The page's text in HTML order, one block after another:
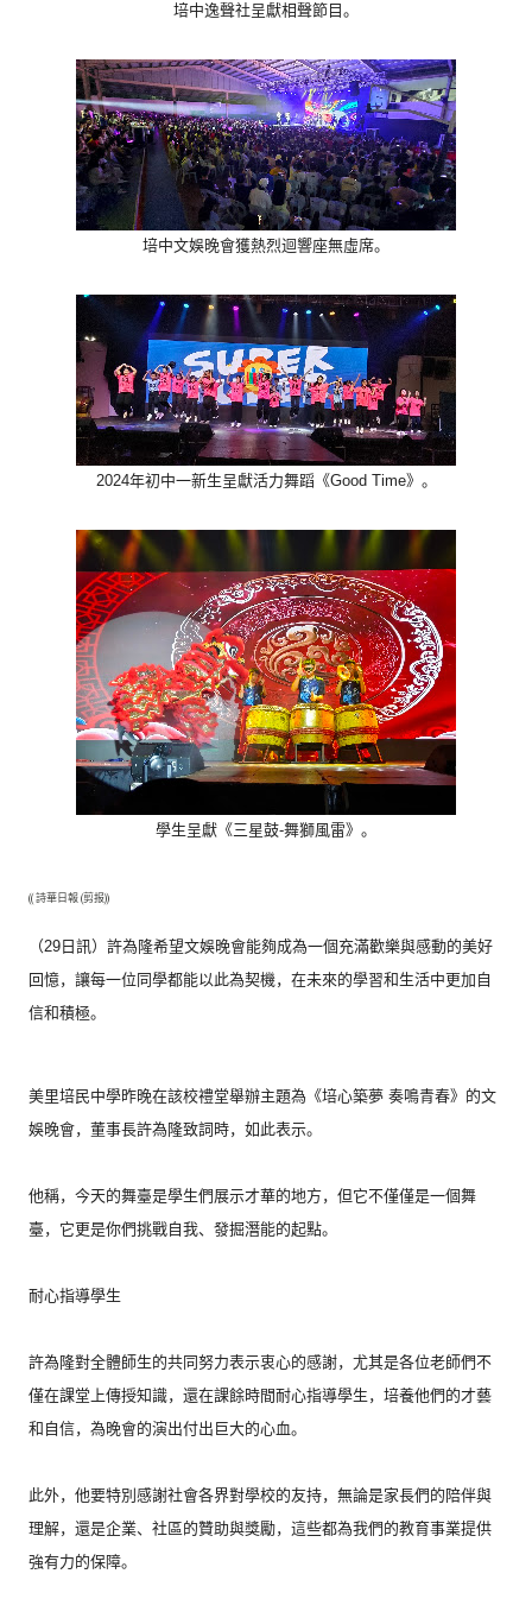
培中逸聲社呈獻相聲節目。
培中文娛晚會獲熱烈迴響座無虛席。
2024年初中一新生呈獻活力舞蹈《Good Time》。
學生呈獻《三星鼓-舞獅風雷》。
(( 詩華日報 (剪报))
（29日訊） 許為隆希望文娛晚會能夠成為一個充滿歡樂與感動的美好
回憶， 讓每一位同學都能以此為契機， 在未來的學習和生活中更加自
信和積極。
美里培民中學昨晚在該校禮堂舉辦主題為《培心築夢 奏鳴青春》的文
娛晚會，董事長許為隆致詞時，如此表示。
他稱，今天的舞臺是學生們展示才華的地方， 但它不僅僅是一個舞
臺，它更是你們挑戰自我、發掘潛能的起點。
耐心指導學生
許為隆對全體師生的共同努力表示衷心的感謝， 尤其是各位老師們不
僅在課堂上傳授知識， 還在課餘時間耐心指導學生，培養他們的才藝
和自信， 為晚會的演出付出巨大的心血。
此外，他要特別感謝社會各界對學校的友持， 無論是家長們的陪伴與
理解，還是企業、社區的贊助與獎勵， 這些都為我們的教育事業提供
強有力的保障。